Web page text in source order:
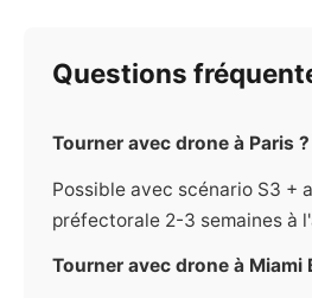
Questions
Tourner avec drone à Paris ?
Possible avec scénario S3 +
préfectorale 2-3 semaines à
Tourner avec drone à Miami